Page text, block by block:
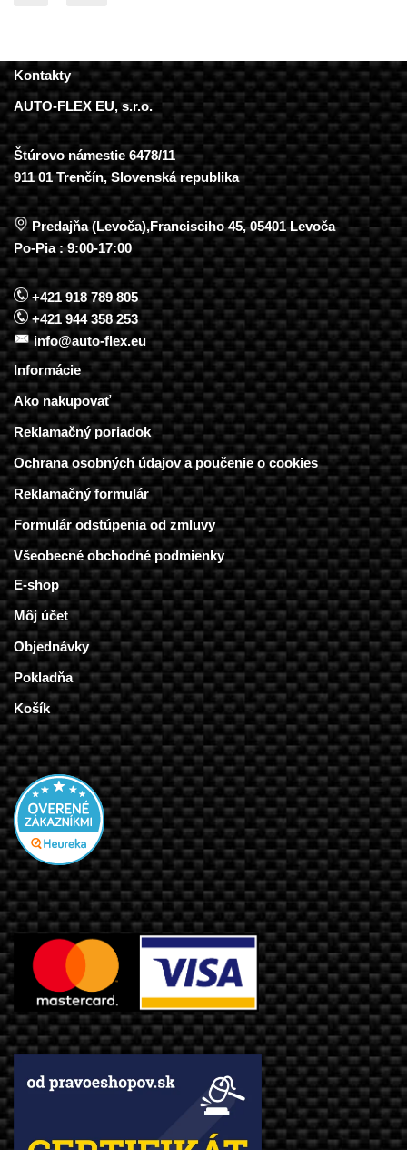
Kontakty
AUTO-FLEX EU, s.r.o.
Štúrovo námestie 6478/11
911 01 Trenčín, Slovenská republika
Predajňa (Levoča),Francisciho 45, 05401 Levoča
Po-Pia : 9:00-17:00
+421 918 789 805
+421 944 358 253
info@auto-flex.eu
Informácie
Ako nakupovať
Reklamačný poriadok
Ochrana osobných údajov a poučenie o cookies
Reklamačný formulár
Formulár odstúpenia od zmluvy
Všeobecné obchodné podmienky
E-shop
Môj účet
Objednávky
Pokladňa
Košík